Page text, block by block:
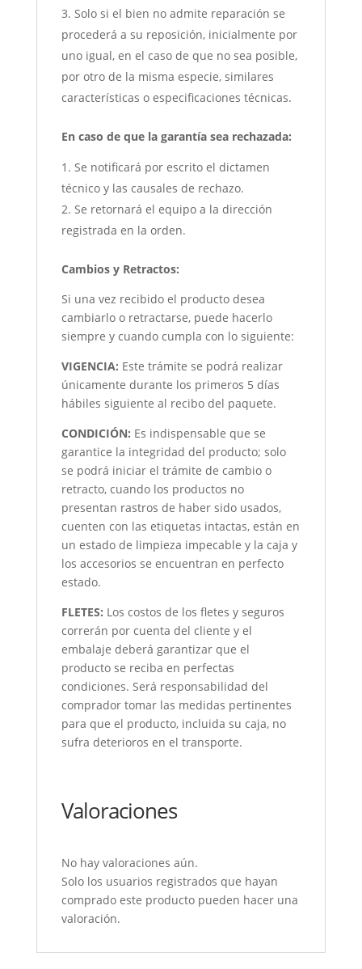
Solo si el bien no admite reparación se
procederá a su reposición, inicialmente por
uno igual, en el caso de que no sea posible,
por otro de la misma especie, similares
características o especificaciones técnicas.
En caso de que la garantía sea rechazada:
Se notificará por escrito el dictamen
técnico y las causales de rechazo.
Se retornará el equipo a la dirección
registrada en la orden.
Cambios y Retractos:
Si una vez recibido el producto desea
cambiarlo o retractarse, puede hacerlo
siempre y cuando cumpla con lo siguiente:
VIGENCIA: Este trámite se podrá realizar
únicamente durante los primeros 5 días
hábiles siguiente al recibo del paquete.
CONDICIÓN: Es indispensable que se
garantice la integridad del producto; solo
se podrá iniciar el trámite de cambio o
retracto, cuando los productos no
presentan rastros de haber sido usados,
cuenten con las etiquetas intactas, están en
un estado de limpieza impecable y la caja y
los accesorios se encuentran en perfecto
estado.
FLETES: Los costos de los fletes y seguros
correrán por cuenta del cliente y el
embalaje deberá garantizar que el
producto se reciba en perfectas
condiciones. Será responsabilidad del
comprador tomar las medidas pertinentes
para que el producto, incluida su caja, no
sufra deterioros en el transporte.
Valoraciones
No hay valoraciones aún.
Solo los usuarios registrados que hayan
comprado este producto pueden hacer una
valoración.